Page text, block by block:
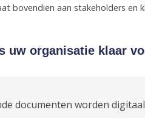
bovendien aan stakeholders en
uw organisatie klaar
documenten worden